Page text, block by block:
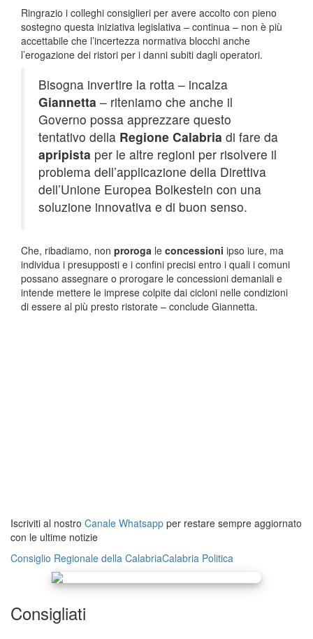
Ringrazio i colleghi consiglieri per avere accolto con pieno
sostegno questa iniziativa legislativa – continua – non è più
accettabile che l’incertezza normativa blocchi anche
l’erogazione dei ristori per i danni subiti dagli operatori.
Bisogna invertire la rotta – incalza
Giannetta – riteniamo che anche il
Governo possa apprezzare questo
tentativo della Regione Calabria di fare da
apripista per le altre regioni per risolvere il
problema dell’applicazione della Direttiva
dell’Unione Europea Bolkestein con una
soluzione innovativa e di buon senso.
Che, ribadiamo, non proroga le concessioni ipso iure, ma
individua i presupposti e i confini precisi entro i quali i comuni
possano assegnare o prorogare le concessioni demaniali e
intende mettere le imprese colpite dai cicloni nelle condizioni
di essere al più presto ristorate – conclude Giannetta.
Iscriviti al nostro Canale Whatsapp per restare sempre aggiornato
con le ultime notizie
Consiglio Regionale della CalabriaCalabria Politica
Consigliati